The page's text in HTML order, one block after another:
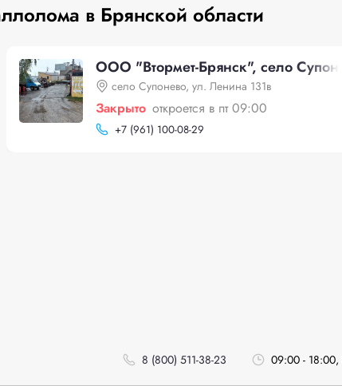
в Брянской области
Поляна, 79
ООО "Втормет-Брянск", село
село Супонево, ул. Ленина 131в
Закрыто откроется в пт 09:00
+7 (961) 100-08-29
8 (800) 511-38-23 09:00 -